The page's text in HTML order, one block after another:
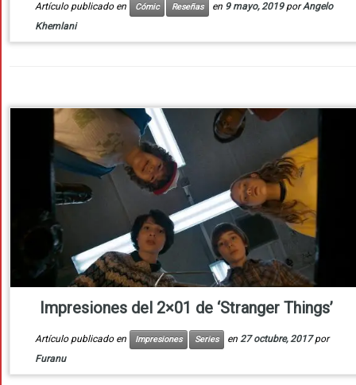
Artículo publicado en Cómic Reseñas en 9 mayo, 2019 porAngelo
Khemlani
Impresiones del 2×01 de ‘Stranger Things’
Artículo publicado en Impresiones Series en 27 octubre, 2017 por
Furanu